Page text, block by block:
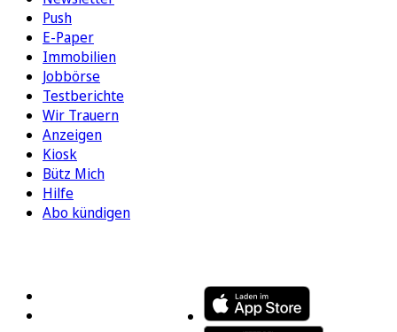
Push
E-Paper
Immobilien
Jobbörse
Testberichte
Wir Trauern
Anzeigen
Kiosk
Bütz Mich
Hilfe
Abo kündigen